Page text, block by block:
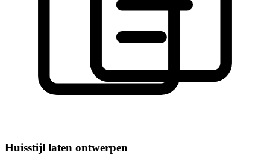
Huisstijl laten ontwerpen